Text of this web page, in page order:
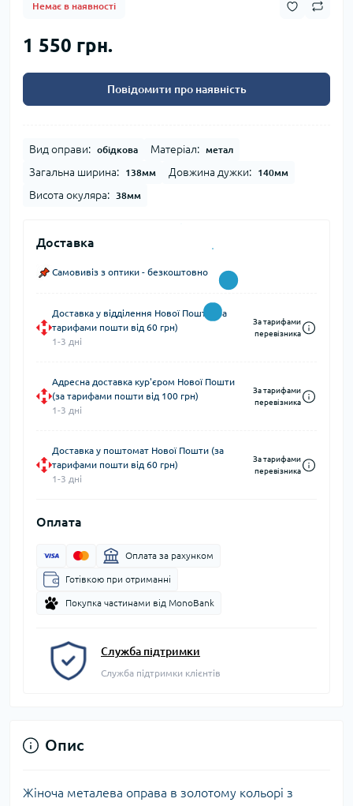
Немає в наявності
1 550 грн.
Повідомити про наявність
Вид оправи: обідкова Матеріал: метал
Загальна ширина: 138мм Довжина дужки: 140мм
Висота окуляра: 38мм
Доставка
Самовивіз з оптики - безкоштовно
Доставка у відділення Нової Пошти (за
тарифами пошти від 60 грн)
1-3 дні
За тарифами
перевізника
Адресна доставка кур'єром Нової Пошти
(за тарифами пошти від 100 грн)
1-3 дні
За тарифами
перевізника
Доставка у поштомат Нової Пошти (за
тарифами пошти від 60 грн)
1-3 дні
За тарифами
перевізника
Оплата
Оплата за рахунком
Готівкою при отриманні
Покупка частинами від MonoBank
Служба підтримки
Служба підтримки клієнтів
Опис
Жіноча металева оправа в золотому кольорі з